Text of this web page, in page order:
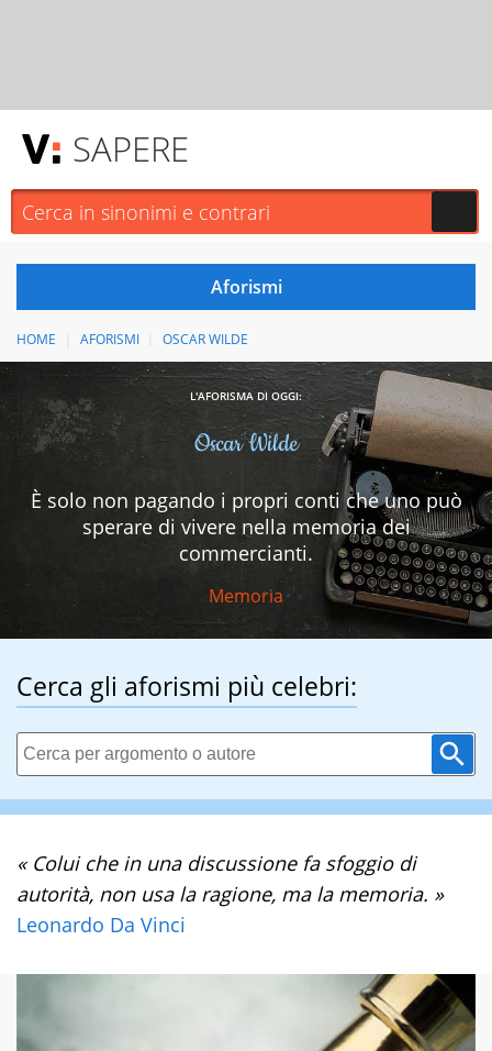
SAPERE
HOME AFORISMI OSCAR WILDE
L'AFORISMA DI OGGI:
Oscar Wilde
È solo non pagando i propri conti che uno può
sperare di vivere nella memoria dei
commercianti.
Memoria
Cerca gli aforismi più celebri:
« Colui che in una discussione fa sfoggio di
autorità, non usa la ragione, ma la memoria. »
Leonardo Da Vinci